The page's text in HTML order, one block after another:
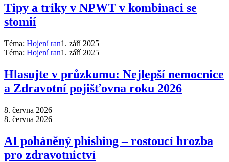
Tipy a triky v NPWT v kombinaci se
stomií
Téma: Hojení ran1. září 2025
Téma: Hojení ran1. září 2025
Hlasujte v průzkumu: Nejlepší nemocnice
a Zdravotní pojišťovna roku 2026
8. června 2026
8. června 2026
AI poháněný phishing –⁠ rostoucí hrozba
pro zdravotnictví